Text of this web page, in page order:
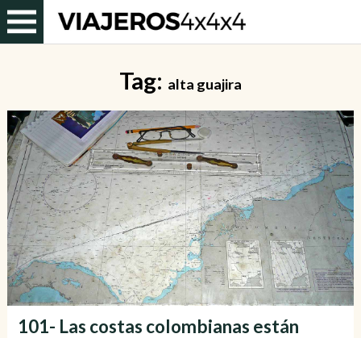
Tag: alta guajira
101- Las costas colombianas están